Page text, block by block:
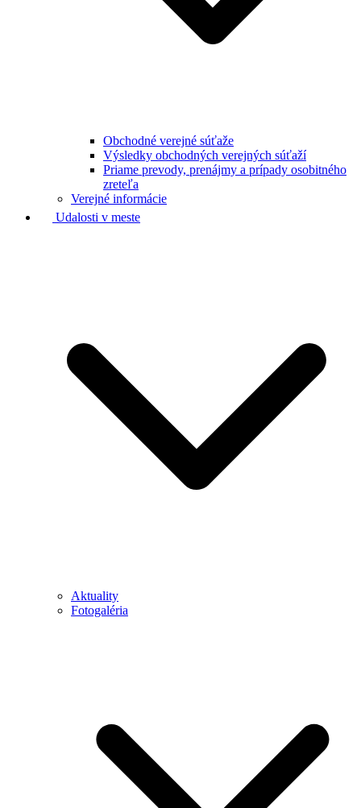
Obchodné verejné súťaže
Výsledky obchodných verejných súťaží
Priame prevody, prenájmy a prípady osobitného
zreteľa
Verejné informácie
Udalosti v meste
Aktuality
Fotogaléria